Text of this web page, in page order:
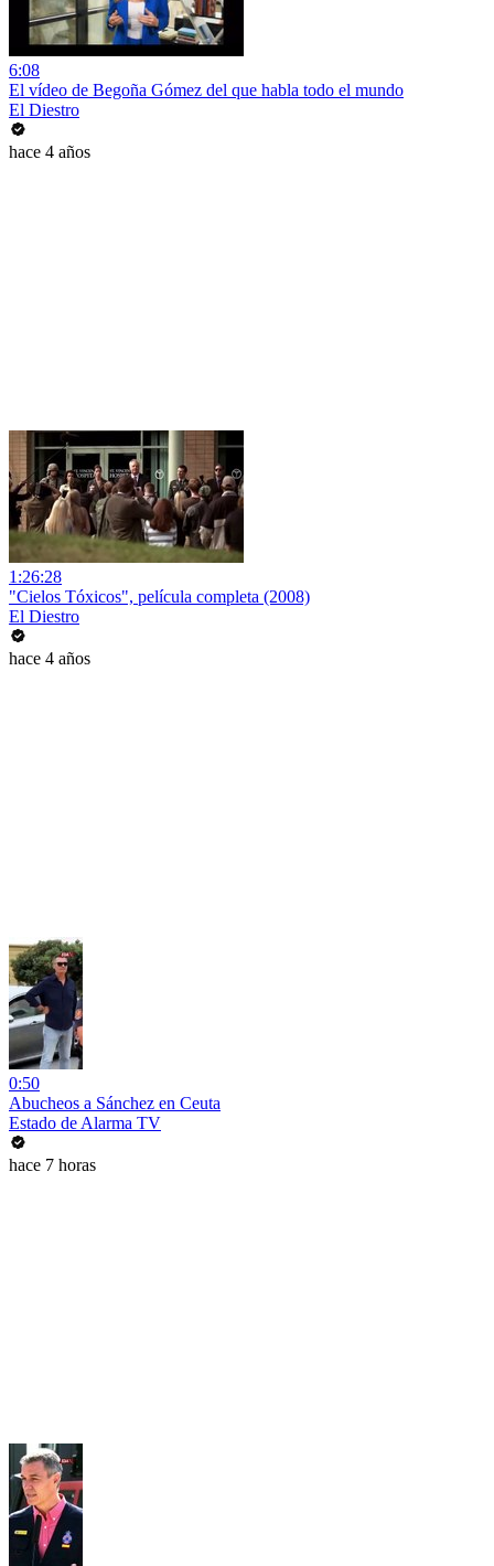
6:08
El vídeo de Begoña Gómez del que habla todo el mundo
El Diestro
hace 4 años
1:26:28
"Cielos Tóxicos", película completa (2008)
El Diestro
hace 4 años
0:50
Abucheos a Sánchez en Ceuta
Estado de Alarma TV
hace 7 horas